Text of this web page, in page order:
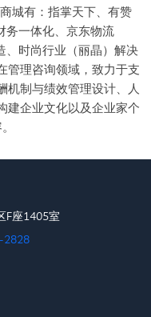
城有：指掌天下、有赞
务一体化、京东物流
、时尚行业（丽晶）解决
管理咨询领域，致力于支
机制与绩效管理设计、人
建企业文化以及企业家个
F座1405室
2828